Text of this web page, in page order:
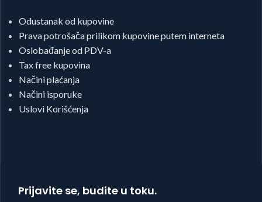
Odustanak od kupovine
Prava potrošača prilikom kupovine putem interneta
Oslobađanje od PDV-a
Tax free kupovina
Načini plaćanja
Načini isporuke
Uslovi Korišćenja
Prijavite se, budite u toku.